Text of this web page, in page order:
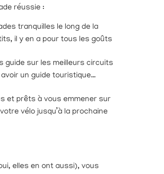
réussie :
tranquilles le long de la
il y en a pour tous les goûts
guide sur les meilleurs circuits
un guide touristique…
et prêts à vous emmener sur
vélo jusqu’à la prochaine
elles en ont aussi), vous